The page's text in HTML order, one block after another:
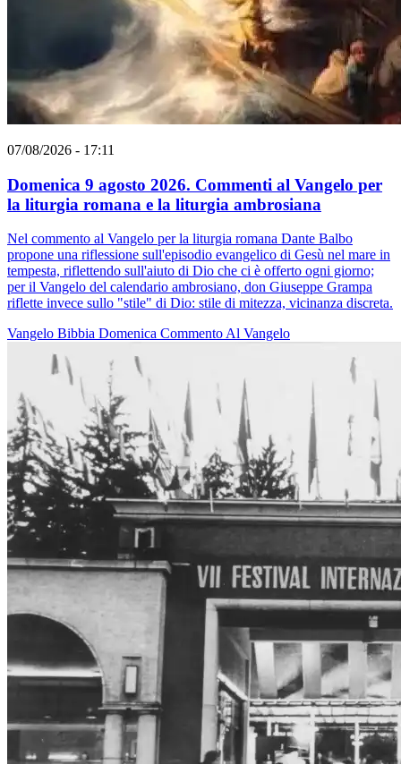
07/08/2026 - 17:11
Domenica 9 agosto 2026. Commenti al Vangelo per
la liturgia romana e la liturgia ambrosiana
Nel commento al Vangelo per la liturgia romana Dante Balbo
propone una riflessione sull'episodio evangelico di Gesù nel mare in
tempesta, riflettendo sull'aiuto di Dio che ci è offerto ogni giorno;
per il Vangelo del calendario ambrosiano, don Giuseppe Grampa
riflette invece sullo "stile" di Dio: stile di mitezza, vicinanza discreta.
Vangelo Bibbia Domenica Commento Al Vangelo